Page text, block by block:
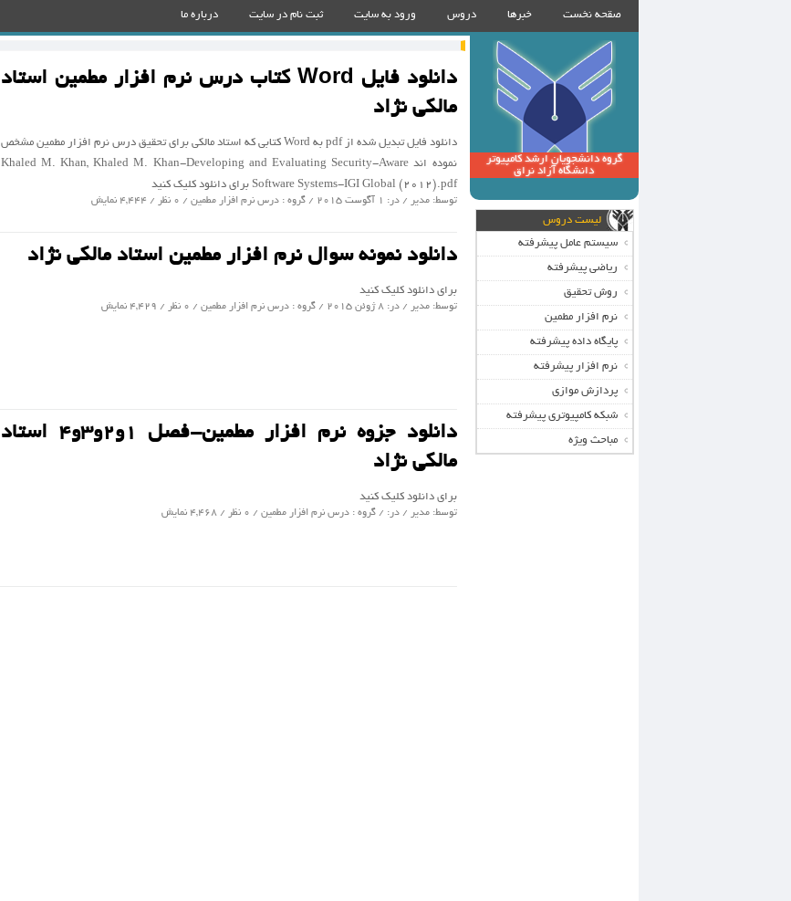
صقحه نخست خبرها دروس ورود به سایت ثبت نام در سایت درباره ما
گروه دانشجویان ارشد کامپیوتر
دانشگاه آزاد نراق
لیست دروس
سیستم عامل پیشرفته
ریاضی پیشرفته
روش تحقیق
نرم افزار مطمین
پایگاه داده پیشرفته
نرم افزار پیشرفته
پردازش موازی
شبکه کامپیوتری پیشرفته
مباحث ویژه
دانلود فایل Word کتاب درس نرم افزار مطمین استاد
مالکی نژاد
دانلود فایل تبدیل شده از pdf به Word کتابی که استاد مالکی برای تحقیق درس نرم افزار مطمین مشخص
نموده اند Khaled M. Khan, Khaled M. Khan-Developing and Evaluating Security-Aware
Software Systems-IGI Global (2012).pdf برای دانلود کلیک کنید
توسط: مدیر / در: 1 آگوست 2015 / گروه : درس نرم افزار مطمین / 0 نظر / 4,444 نمایش
دانلود نمونه سوال نرم افزار مطمین استاد مالکی نژاد
برای دانلود کلیک کنید
توسط: مدیر / در: 8 ژوئن 2015 / گروه : درس نرم افزار مطمین / 0 نظر / 4,429 نمایش
دانلود جزوه نرم افزار مطمین-فصل ۱و۲و۳و۴ استاد
مالکی نژاد
برای دانلود کلیک کنید
توسط: مدیر / در: / گروه :درس نرم افزار مطمین / 0 نظر / 4,468 نمایش